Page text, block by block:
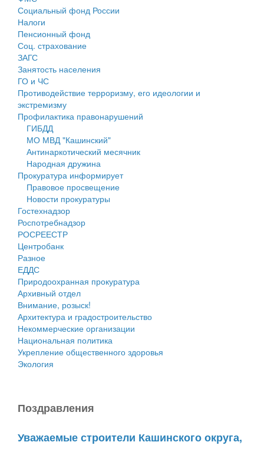
Антимонопольный комплаенс
Противодействие коррупции
Муниципальные программы
Контрольно-счетная палата
Персональные данные
Оценка регулирующего воздействия
Деятельность МУ
Нормативы градостроительного проектирования
Правила землепользования и застройки
Генеральные планы
Проекты планировки территории
Собрание депутатов
Городское поселение
Сельские поселения
Социальный фонд России
Налоги
Пенсионный фонд
Соц. страхование
ЗАГС
Занятость населения
ГО и ЧС
Противодействие терроризму, его идеологии и
экстремизму
Профилактика правонарушений
ГИБДД
МО МВД "Кашинский"
Антинаркотический месячник
Народная дружина
Прокуратура информирует
Правовое просвещение
Новости прокуратуры
Гостехнадзор
Роспотребнадзор
РОСРЕЕСТР
Центробанк
Разное
ЕДДС
Природоохранная прокуратура
Архивный отдел
Внимание, розыск!
Архитектура и градостроительство
Некоммерческие организации
Национальная политика
Укрепление общественного здоровья
Экология
Поздравления
Уважаемые строители Кашинского округа,